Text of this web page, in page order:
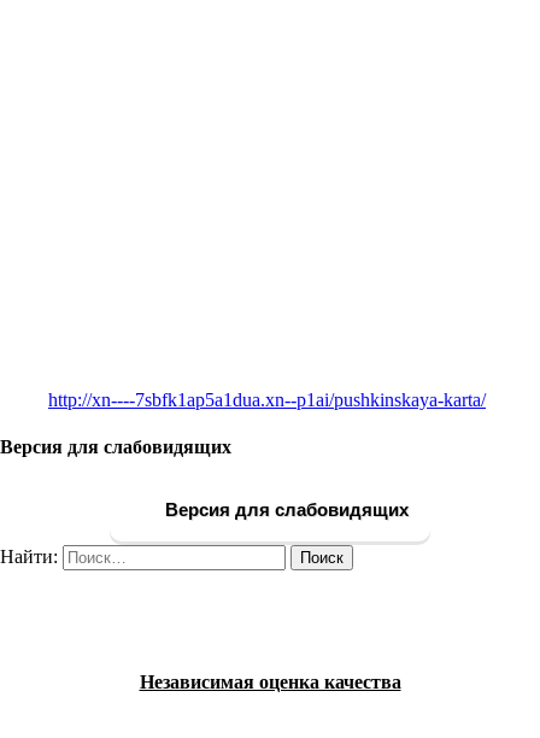
http://xn----7sbfk1ap5a1dua.xn--p1ai/pushkinskaya-karta/
Версия для слабовидящих
Версия для слабовидящих
Найти:
Независимая оценка качества